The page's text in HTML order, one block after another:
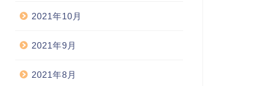
2021年10月
2021年9月
2021年8月